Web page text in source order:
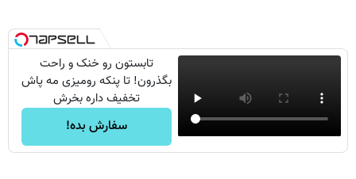
تابستون رو خنک و راحت
بگذرون! تا پنکه رومیزی مه پاش
تخفیف داره بخرش
سفارش بده!